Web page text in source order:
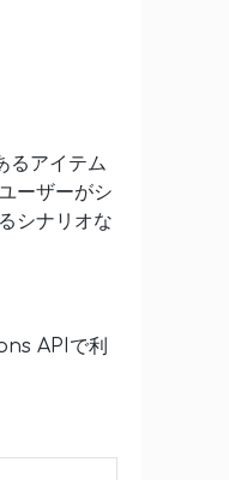
るアイテム
ーザーがシ
シナリオな
APIで利